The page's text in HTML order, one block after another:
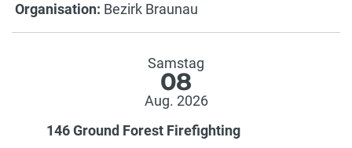
Organisation: Bezirk Braunau
Samstag
08
Aug. 2026
146 Ground Forest Firefighting